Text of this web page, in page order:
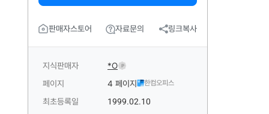
판매자스토어 자료문의 링크복사
지식판매자 *O P
페이지 4 페이지 한컴오피스
최초등록일
1999.02.10